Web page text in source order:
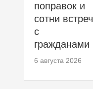
поправок и
сотни встреч
с
гражданами
6 августа 2026